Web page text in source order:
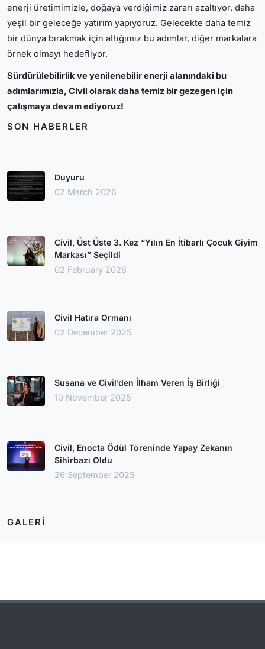
enerji üretimimizle, doğaya verdiğimiz zararı azaltıyor, daha
yeşil bir geleceğe yatırım yapıyoruz. Gelecekte daha temiz
bir dünya bırakmak için attığımız bu adımlar, diğer markalara
örnek olmayı hedefliyor.
Sürdürülebilirlik ve yenilenebilir enerji alanındaki bu
adımlarımızla, Civil olarak daha temiz bir gezegen için
çalışmaya devam ediyoruz!
SON HABERLER
Duyuru
02 March 2026
Civil, Üst Üste 3. Kez “Yılın En İtibarlı Çocuk Giyim
Markası” Seçildi
02 February 2026
Civil Hatıra Ormanı
02 December 2025
Susana ve Civil’den İlham Veren İş Birliği
10 November 2025
Civil, Enocta Ödül Töreninde Yapay Zekanın
Sihirbazı Oldu
26 September 2025
GALERI